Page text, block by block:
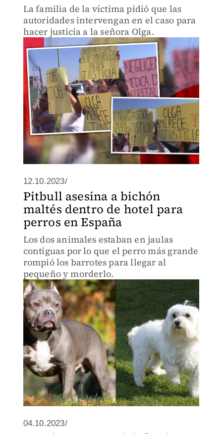
La familia de la víctima pidió que las
autoridades intervengan en el caso para
hacer justicia a la señora Olga.
12.10.2023/
Pitbull asesina a bichón
maltés dentro de hotel para
perros en España
Los dos animales estaban en jaulas
contiguas por lo que el perro más grande
rompió los barrotes para llegar al
pequeño y morderlo.
04.10.2023/